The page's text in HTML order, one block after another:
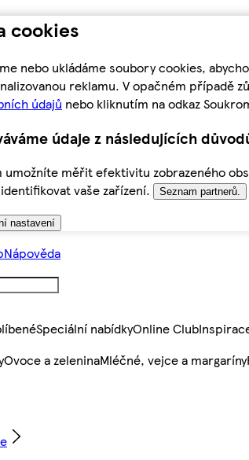
cookies
nebo ukládáme soubory cookies,
reklamu. V opačném případě
údajů nebo kliknutím na odkaz
údaje z následujících
umožníte měřit efektivitu zobrazeného
vaše zařízení.
Seznam partnerů.
nastavení
Nápověda
Speciální nabídkyOnline Club
Ovoce a zeleninaMléčné, vejce a margaríny